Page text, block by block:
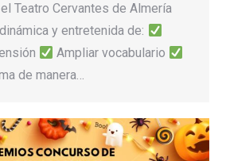
Teatro Cervantes de Almería
y entretenida de:
Ampliar vocabulario
de manera…